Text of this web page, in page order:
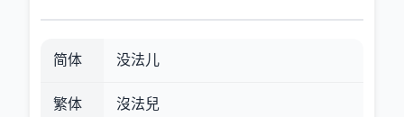
简体 没法儿
繁体
沒法兒